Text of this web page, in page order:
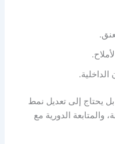
الداخلية.
بل يحتاج إلى تعديل نمط
والمتابعة الدورية مع